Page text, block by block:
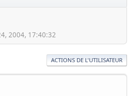
2004, 17:40:32
ACTIONS DE L'UTILISATEUR